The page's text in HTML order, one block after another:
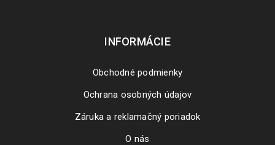
INFORMÁCIE
Obchodné podmienky
Ochrana osobných údajov
Záruka a reklamačný poriadok
O nás